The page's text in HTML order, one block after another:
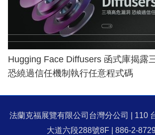
Hugging Face Diffusers 函式庫揭露
恐繞過信任機制執行任意程式碼
法蘭克福展覽有限公司台灣分公司 | 110
大道六段288號8F | 886-2-